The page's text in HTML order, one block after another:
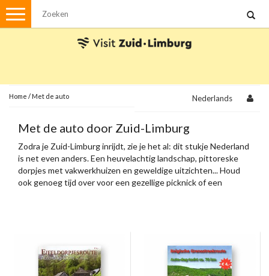
Menu
Met de auto
Visvergunningen
Brochures en kaarten
Plattegronden
Uit de streek
Ansichtkaarten
Home / Met de auto Nederlands
Met de auto door Zuid-Limburg
Zodra je Zuid-Limburg inrijdt, zie je het al: dit stukje Nederland
is net even anders. Een heuvelachtig landschap, pittoreske
dorpjes met vakwerkhuizen en geweldige uitzichten... Houd
ook genoeg tijd over voor een gezellige picknick of een